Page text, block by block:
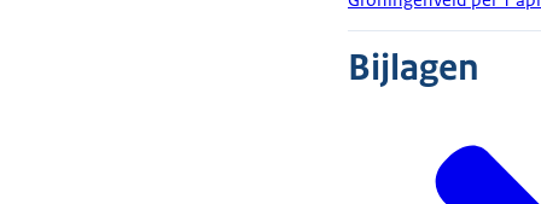
Bijlagen